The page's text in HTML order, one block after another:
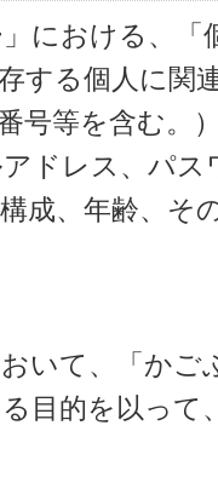
における、
する個人に関
号等を含む。
ドレス、パ
成、年齢、そ
いて、「か
目的を以って